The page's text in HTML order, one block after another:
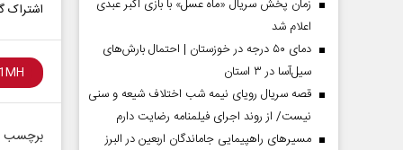
اشتراک
برچسب
زمان پخش سریال «ماه عسل» با بازی اکبر عبدی
اعلام شد
دمای ۵۰ درجه در خوزستان | احتمال بارش‌های
سیل‌آسا در ۳ استان
قصه سریال رویای نیمه شب اختلاف شیعه و سنی
نیست/ از روند اجرای فیلمنامه رضایت دارم
مسیر‌های راهپیمایی جاماندگان اربعین در البرز